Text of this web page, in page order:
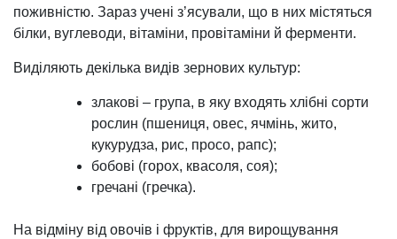
поживністю. Зараз учені з’ясували, що в них містяться
білки, вуглеводи, вітаміни, провітаміни й ферменти.
Виділяють декілька видів зернових культур:
злакові – група, в яку входять хлібні сорти
рослин (пшениця, овес, ячмінь, жито,
кукурудза, рис, просо, рапс);
бобові (горох, квасоля, соя);
гречані (гречка).
На відміну від овочів і фруктів, для вирощування